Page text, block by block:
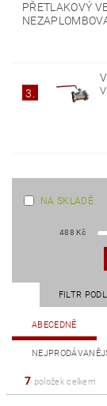
PŘETLAKOVÝ
3.
NA SKLADĚ
488 Kč
FILTR
ABECEDNĚ
7 položek celkem